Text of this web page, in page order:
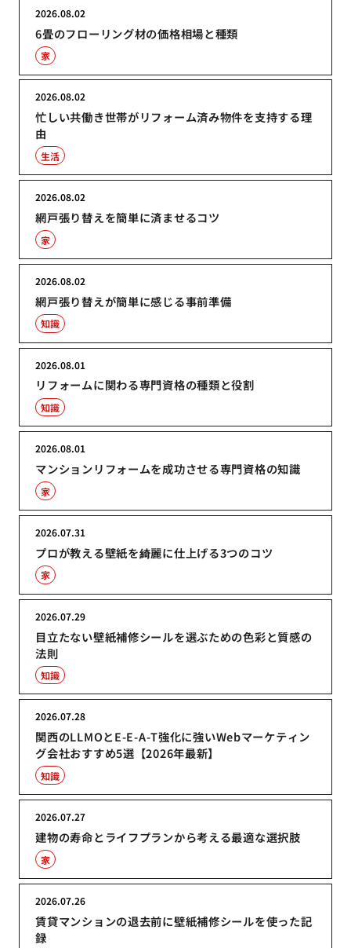
6畳のフローリング材の価格相場と種類
2026.08.02
家
忙しい共働き世帯がリフォーム済み物件を支持する理
由
2026.08.02
生活
網戸張り替えを簡単に済ませるコツ
2026.08.02
家
網戸張り替えが簡単に感じる事前準備
2026.08.02
知識
リフォームに関わる専門資格の種類と役割
2026.08.01
知識
マンションリフォームを成功させる専門資格の知識
2026.08.01
家
プロが教える壁紙を綺麗に仕上げる3つのコツ
2026.07.31
家
目立たない壁紙補修シールを選ぶための色彩と質感の
法則
2026.07.29
知識
関西のLLMOとE-E-A-T強化に強いWebマーケティン
グ会社おすすめ5選【2026年最新】
2026.07.28
知識
建物の寿命とライフプランから考える最適な選択肢
2026.07.27
家
賃貸マンションの退去前に壁紙補修シールを使った記
録
2026.07.26